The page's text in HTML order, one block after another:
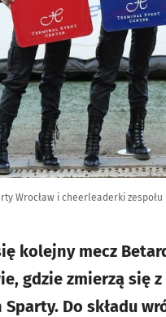
Wrocław i cheerleaderki
kolejny mecz
gdzie zmierzą się
Do składu